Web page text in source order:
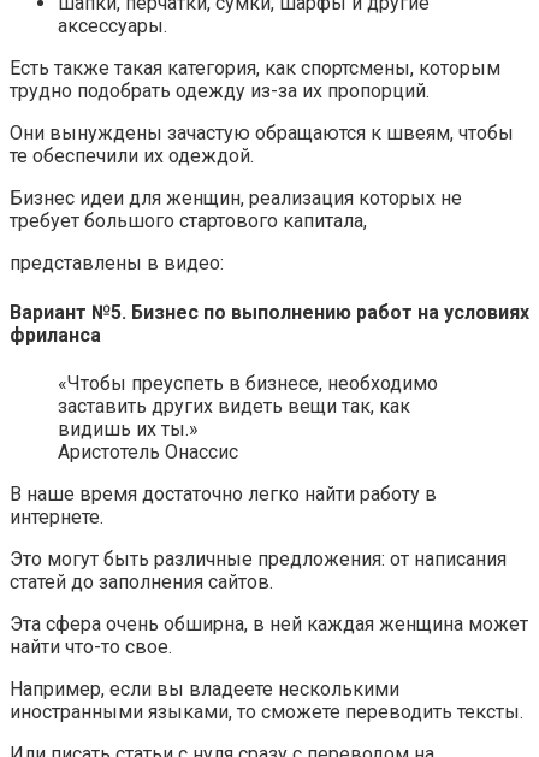
аксессуары.
Есть также такая категория, как спортсмены, которым
трудно подобрать одежду из-за их пропорций.
Они вынуждены зачастую обращаются к швеям, чтобы
те обеспечили их одеждой.
Бизнес идеи для женщин, реализация которых не
требует большого стартового капитала,
представлены в видео:
Вариант №5. Бизнес по выполнению работ на условиях
фриланса
«Чтобы преуспеть в бизнесе, необходимо
заставить других видеть вещи так, как
видишь их ты.»
Аристотель Онассис
В наше время достаточно легко найти работу в
интернете.
Это могут быть различные предложения: от написания
статей до заполнения сайтов.
Эта сфера очень обширна, в ней каждая женщина может
найти что-то свое.
Например, если вы владеете несколькими
иностранными языками, то сможете переводить тексты.